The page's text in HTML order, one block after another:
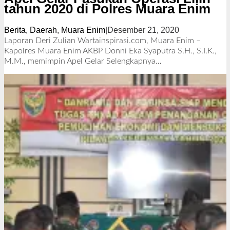
tahun 2020 di Polres Muara Enim
Berita, Daerah, Muara Enim| Desember 21, 2020o
l
e
d
a
k
s
i
Laporan Deri Zulian Wartainspirasi.com, Muara Enim –
Kapolres Muara Enim AKBP Donni Eka Syaputra S.H., S.I.K.,
M.M., memimpin Apel Gelar Selengkapnya…